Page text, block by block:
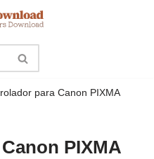
para Canon PIXMA
PIXMA